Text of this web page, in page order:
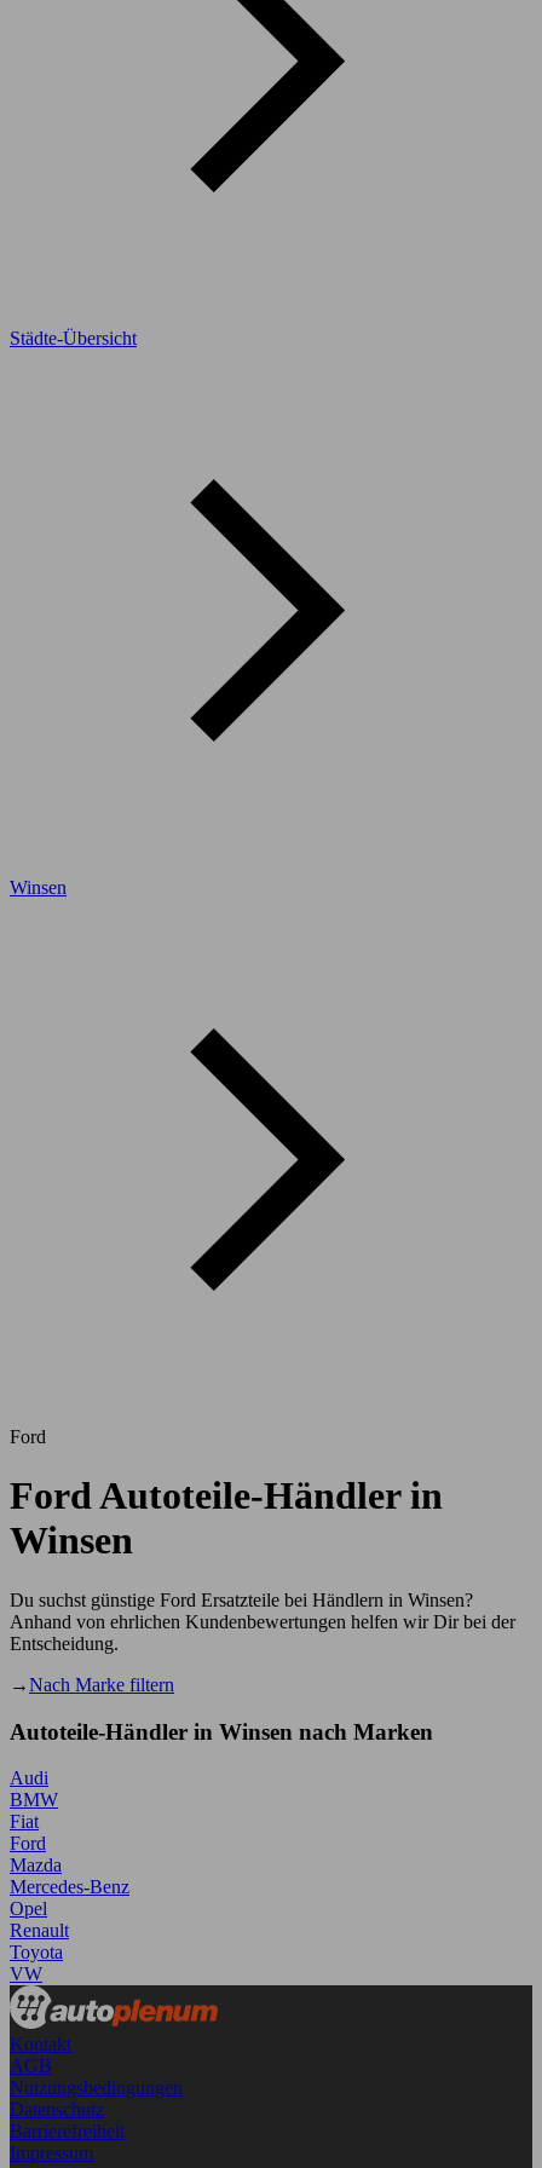
Städte-Übersicht
Winsen
Ford
Ford Autoteile-Händler in
Winsen
Du suchst günstige Ford Ersatzteile bei Händlern in Winsen?
Anhand von ehrlichen Kundenbewertungen helfen wir Dir bei der
Entscheidung.
→Nach Marke filtern
Autoteile-Händler in Winsen nach Marken
Audi
BMW
Fiat
Ford
Mazda
Mercedes-Benz
Opel
Renault
Toyota
VW
Kontakt
AGB
Nutzungsbedingungen
Datenschutz
Barrierefreiheit
Impressum